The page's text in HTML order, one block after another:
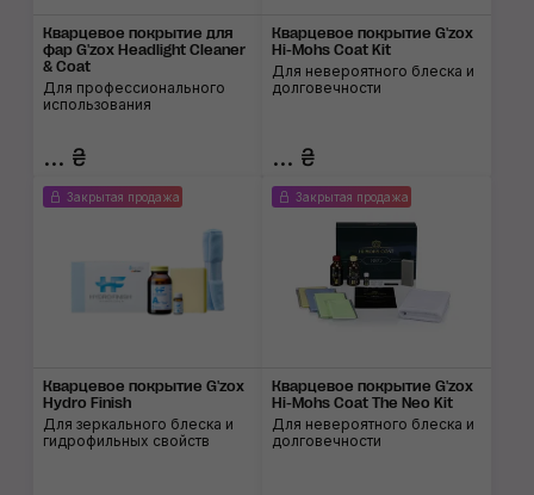
Кварцевое покрытие для
фар G'zox Headlight Cleaner
& Coat
Для профессионального
использования
... ₴
Кварцевое покрытие G'zox
Hi-Mohs Coat Kit
Для невероятного блеска и
долговечности
... ₴
Закрытая продажа
Кварцевое покрытие G'zox
Hydro Finish
Для зеркального блеска и
гидрофильных свойств
Закрытая продажа
Кварцевое покрытие G'zox
Hi-Mohs Coat The Neo Kit
Для невероятного блеска и
долговечности